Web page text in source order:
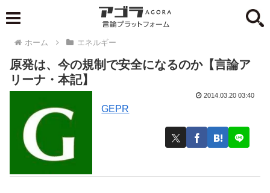
ホーム エネルギー
原発は、今の規制で安全になるのか【言論ア
リーナ・本記】
GEPR
2014.03.20 03:40